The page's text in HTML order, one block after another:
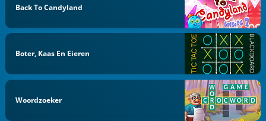
Back To Candyland
Boter, Kaas En Eieren
Woordzoeker